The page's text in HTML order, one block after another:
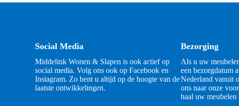
Social Media
Middelink Wonen & Slapen is ook actief op
social media. Volg ons ook op Facebook en
Instagram. Zo bent u altijd op de hoogte van de
laatste ontwikkelingen.
Bezorging
Als u uw
een bezorgdatum
Nederland vanuit
ons naar onze
haal uw